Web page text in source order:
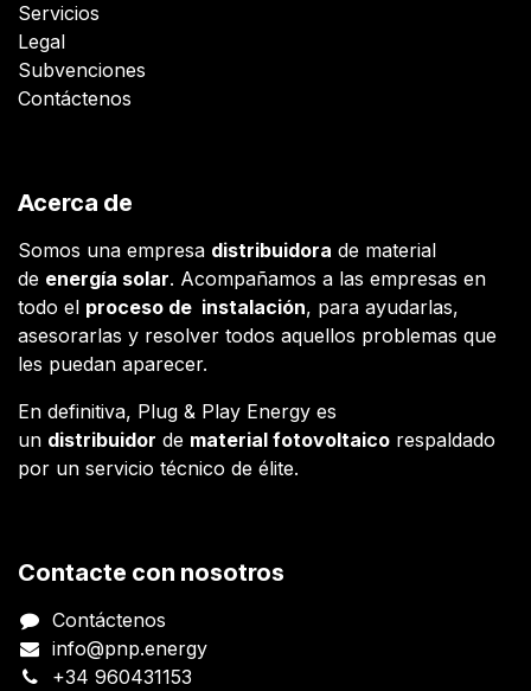
Servicios
Legal
Subvenciones
Contáctenos
Acerca de
Somos una empresa distribuidora de material
de energía solar. Acompañamos a las empresas en
todo el proceso de instalación, para ayudarlas,
asesorarlas y resolver todos aquellos problemas que
les puedan aparecer.
En definitiva, Plug & Play Energy es
un distribuidor de material fotovoltaico respaldado
por un servicio técnico de élite.
Contacte con nosotros
Contáctenos
info@pnp.energy
+34 960431153